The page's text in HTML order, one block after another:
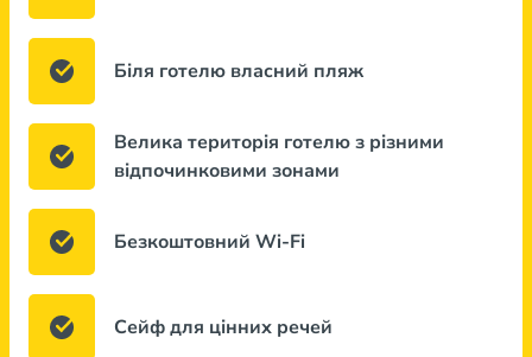
Біля готелю власний пляж
Велика територія готелю з різними
відпочинковими зонами
Безкоштовний Wi-Fi
Сейф для цінних речей